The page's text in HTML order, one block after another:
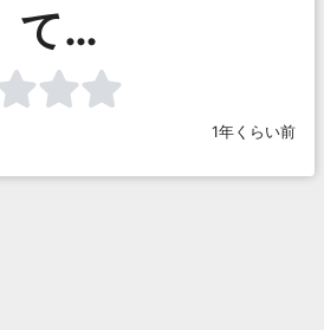
て…
1年くらい前